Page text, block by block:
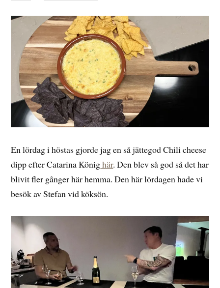
En lördag i höstas gjorde jag en så jättegod Chili cheese
dipp efter Catarina Könighär. Den blev så god så det har
blivit fler gånger här hemma. Den här lördagen hade vi
besök av Stefan vid köksön.